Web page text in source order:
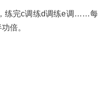
练完c调练d调练e调……
倍。